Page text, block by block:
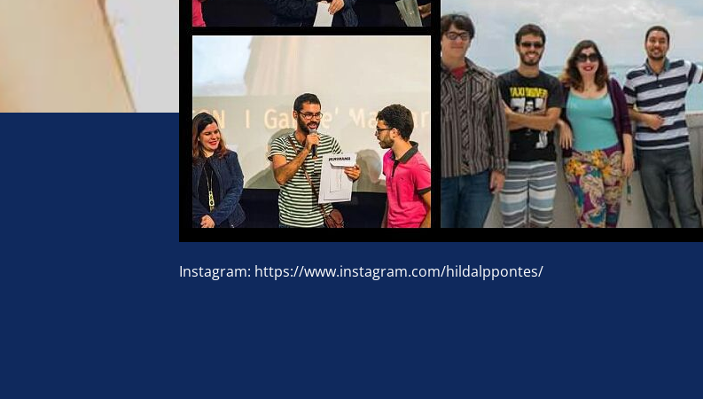
Instagram: https://www.instagram.com/hildalppontes/